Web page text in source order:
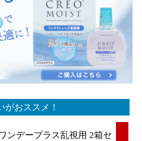
がおススメ！
ンデープラス乱視用 2箱セ